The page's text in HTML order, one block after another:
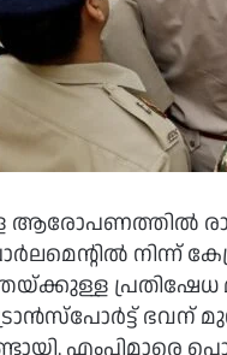
ആരോപണത്തിൽ
നിന്ന്
പ്രതിഷേധ
ഭവന്
എംപിമാരെ